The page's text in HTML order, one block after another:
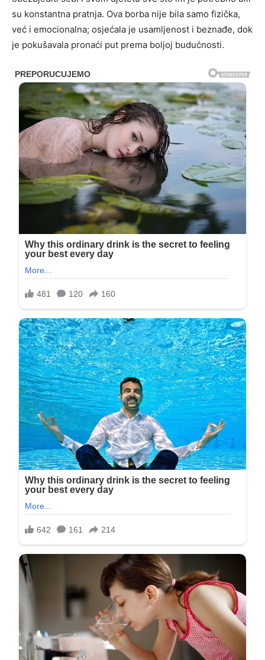
su konstantna pratnja. Ova borba nije bila samo fizička,
već i emocionalna; osjećala je usamljenost i beznađe, dok
je pokušavala pronaći put prema boljoj budućnosti.